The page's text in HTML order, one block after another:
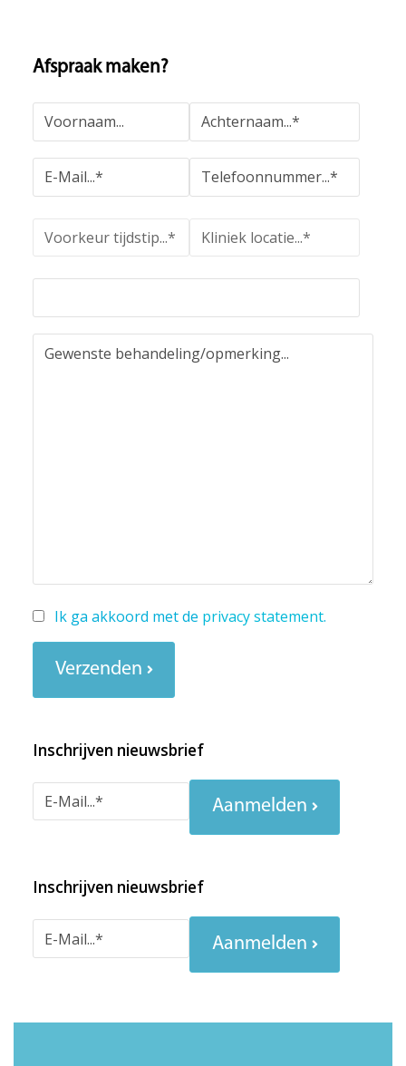
Afspraak maken?
Ik ga akkoord met de privacy statement.
Verzenden
Inschrijven nieuwsbrief
Aanmelden
Inschrijven nieuwsbrief
Aanmelden